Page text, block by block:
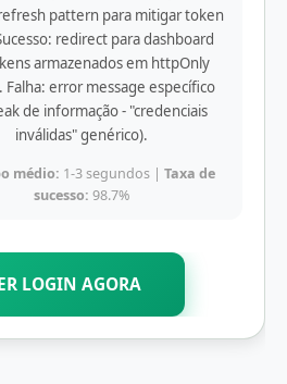
pattern para mitigar token
redirect para dashboard
armazenados em httpOnly
Falha: error message específico
de informação - "credenciais
inválidas" genérico).
médio: 1-3 segundos | Taxa de
sucesso: 98.7%
LOGIN AGORA